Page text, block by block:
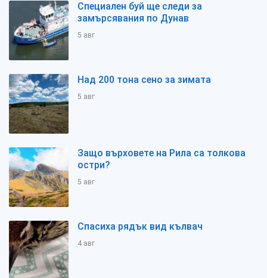
Специален буй ще следи за
замърсявания по Дунав
5 авг
Над 200 тона сено за зимата
5 авг
Защо върховете на Рила са толкова
остри?
5 авг
Спасиха рядък вид кълвач
4 авг